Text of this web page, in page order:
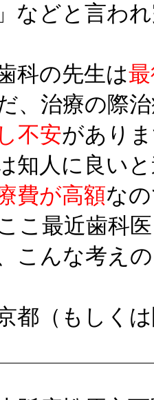
などと言わ
科の先生は
、治療の際
不安があり
知人に良い
費が高額な
こ最近歯科
こんな考え
都（もしく